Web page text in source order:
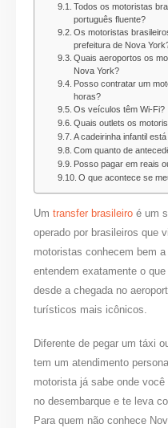
Todos os motoristas
português fluente?
Os motoristas
prefeitura de Nova
Quais aeroportos os
Nova York?
Posso contratar um
horas?
Os veículos têm Wi-Fi?
Quais outlets os
A cadeirinha infantil
Com quanto de
Posso pagar em reais
O que acontece se
Umtransfer brasileiro é um
operado por brasileiros que
motoristas conhecem bem
entendem exatamente o
desde a chegada no
turísticos mais icônicos.
Diferente de pegar um táxi
tem um atendimento
motorista já sabe onde
no desembarque e te leva
Para quem não conhece